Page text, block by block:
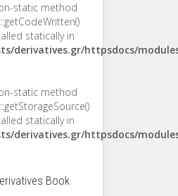
static method
statically in
derivatives.gr/httpsdocs/
static method
statically in
derivatives.gr/httpsdocs/
Book